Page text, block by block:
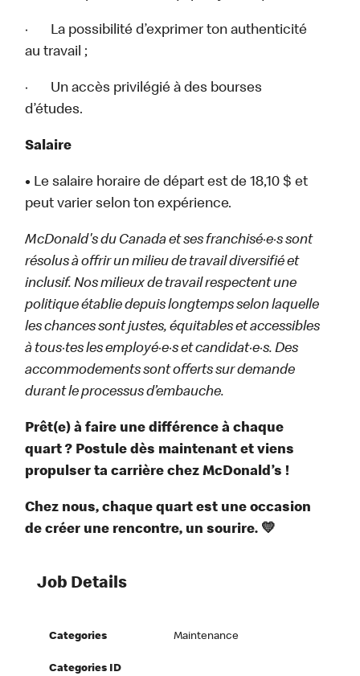
· La possibilité d’exprimer ton authenticité
au travail ;
· Un accès privilégié à des bourses
d’études.
Salaire
• Le salaire horaire de départ est de 18,10 $ et
peut varier selon ton expérience.
McDonald's du Canada et ses franchisé·e·s sont
résolus à offrir un milieu de travail diversifié et
inclusif. Nos milieux de travail respectent une
politique établie depuis longtemps selon laquelle
les chances sont justes, équitables et accessibles
à tous·tes les employé·e·s et candidat·e·s. Des
accommodements sont offerts sur demande
durant le processus d’embauche.
Prêt(e) à faire une différence à chaque
quart ? Postule dès maintenant et viens
propulser ta carrière chez McDonald’s !
Chez nous, chaque quart est une occasion
de créer une rencontre, un sourire. 💛
Job Details
Categories Maintenance
Categories ID